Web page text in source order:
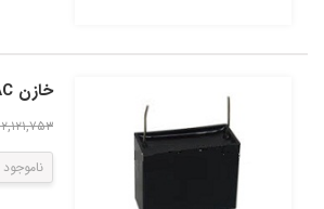
خازن 1.2UF/450VAC
۲,۱۲۱,۷۵۳ ریال
ناموجود